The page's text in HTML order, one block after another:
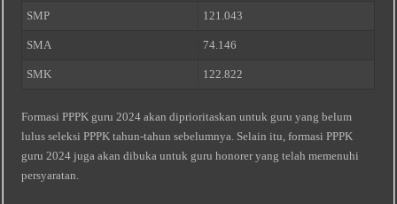
SMP 121.043
SMA 74.146
SMK 122.822
Formasi PPPK guru 2024 akan diprioritaskan untuk guru yang belum
lulus seleksi PPPK tahun-tahun sebelumnya. Selain itu, formasi PPPK
guru 2024 juga akan dibuka untuk guru honorer yang telah memenuhi
persyaratan.